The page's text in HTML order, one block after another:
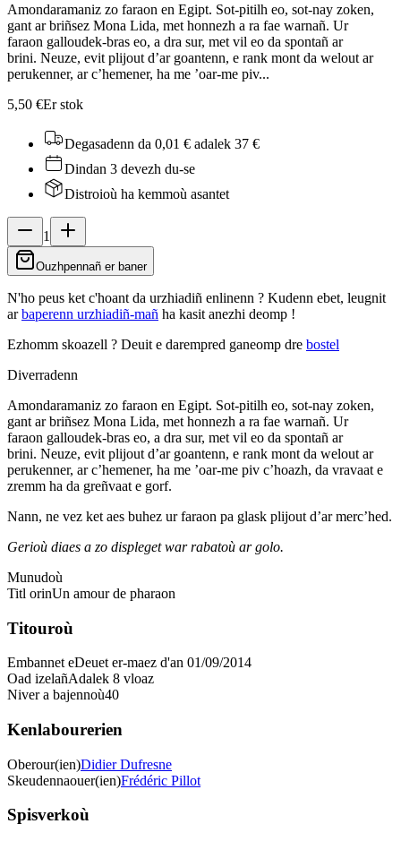
Amondaramaniz zo faraon en Egipt. Sot-pitilh eo, sot-nay zoken,
gant ar briñsez Mona Lida, met honnezh a ra fae warnañ. Ur
faraon galloudek-bras eo, a dra sur, met vil eo da spontañ ar
brini. Neuze, evit plijout d’ar goantenn, e rank mont da welout ar
perukenner, ar c’hemener, ha me ’oar-me piv...
5,50 €Er stok
Degasadenn da 0,01 € adalek 37 €
Dindan 3 devezh du-se
Distroioù ha kemmoù asantet
1
Ouzhpennañ er baner
N'ho peus ket c'hoant da urzhiadiñ enlinenn ? Kudenn ebet, leugnit
arbaperenn urzhiadiñ-mañ ha kasit anezhi deomp !
Ezhomm skoazell ? Deuit e darempred ganeomp dre bostel
Diverradenn
Amondaramaniz zo faraon en Egipt. Sot-pitilh eo, sot-nay zoken,
gant ar briñsez Mona Lida, met honnezh a ra fae warnañ. Ur
faraon galloudek-bras eo, a dra sur, met vil eo da spontañ ar
brini. Neuze, evit plijout d’ar goantenn, e rank mont da welout ar
perukenner, ar c’hemener, ha me ’oar-me piv c’hoazh, da vravaat e
zremm ha da greñvaat e gorf.
Nann, ne vez ket aes buhez ur faraon pa glask plijout d’ar merc’hed.
Gerioù diaes a zo displeget war rabatoù ar golo.
Munudoù
Titl orinUn amour de pharaon
Titouroù
Embannet eDeuet er-maez d'an 01/09/2014
Oad izelañAdalek 8 vloaz
Niver a bajennoù40
Kenlabourerien
Oberour(ien)Didier Dufresne
Skeudennaouer(ien)Frédéric Pillot
Spisverkoù